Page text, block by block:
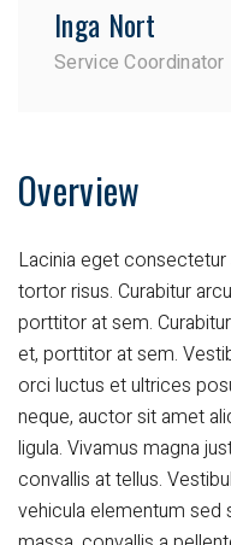
Inga Nort
Service Coordinator
Overview
Lacinia eget
tortor risus. Curabitur
porttitor at sem.
et, porttitor at sem.
orci luctus et ultrices
neque, auctor sit amet
ligula. Vivamus magna
convallis at tellus.
vehicula elementum sed